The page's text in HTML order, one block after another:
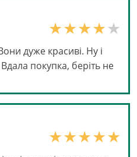
дуже красиві. Ну і
покупка, беріть не